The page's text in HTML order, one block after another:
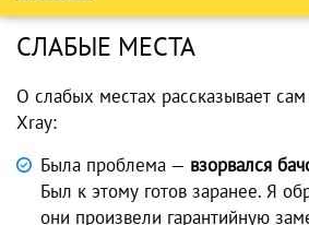
СЛАБЫЕ МЕСТА
О слабых местах рассказывает
Xray:
Была проблема — взорвался
Был к этому готов заранее. Я
они произвели гарантийную